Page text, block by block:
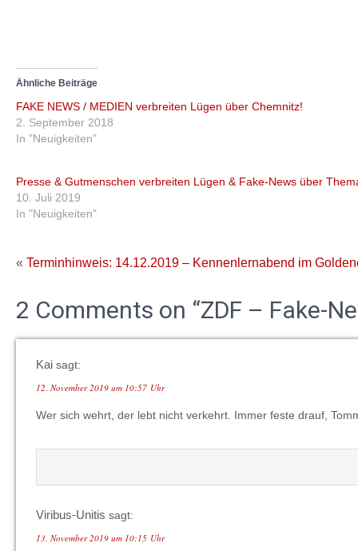
Ähnliche Beiträge
FAKE NEWS / MEDIEN verbreiten Lügen über Chemnitz!
2. September 2018
In "Neuigkeiten"
Presse & Gutmenschen verbreiten Lügen & Fake-News über
10. Juli 2019
In "Neuigkeiten"
« Terminhinweis: 14.12.2019 – Kennenlernabend im
2 Comments on “ZDF – Fake-
Kai sagt:
12. November 2019 um 10:57 Uhr
Wer sich wehrt, der lebt nicht verkehrt. Immer feste drauf,
Viribus-Unitis sagt:
13. November 2019 um 10:15 Uhr